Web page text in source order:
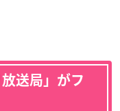
送局」がフ